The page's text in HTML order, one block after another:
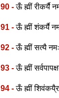
90 -ऊँ ह्मीं रीकर्यै
91 -ऊँ ह्मीं शंकर्यै
92 -ऊँ ह्मीं सत्यै नमः
93 -ऊँ ह्मीं
94 -ऊँ ह्मीं शिवंकयै्र